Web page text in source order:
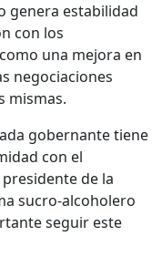
genera estabilidad
con los
una mejora en
negociaciones
mismas.
gobernante tiene
con el
de la
sucro-alcoholero
seguir este